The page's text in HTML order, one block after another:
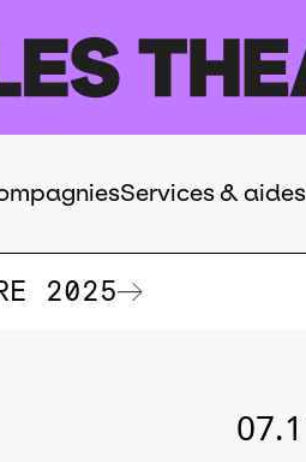
Services & aides
2025